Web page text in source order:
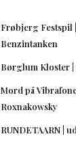
Frøbjerg Festspil
Benzintanken
Børglum Kloster
Mord på
Roxnakowsky
RUNDETAARN |